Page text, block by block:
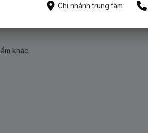
khác.
Chi nhánh trung tâm